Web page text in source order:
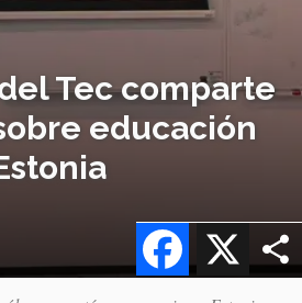
Tec comparte
educación
X
Facebook